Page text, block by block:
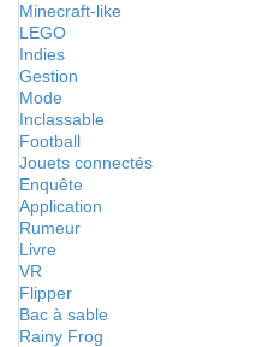
Minecraft-like
LEGO
Indies
Gestion
Mode
Inclassable
Football
Jouets connectés
Enquête
Application
Rumeur
Livre
VR
Flipper
Bac à sable
Rainy Frog